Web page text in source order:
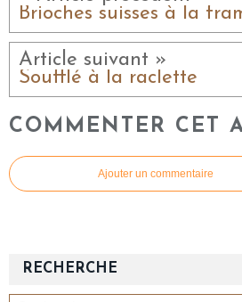
Brioches suisses à la
Article suivant »
Soufflé à la raclette
COMMENTER CET
Ajouter un commentaire
RECHERCHE